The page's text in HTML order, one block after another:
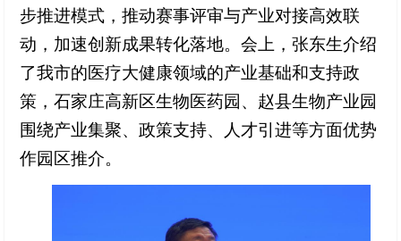
步推进模式，推动赛事评审与产业对接高效联
动，加速创新成果转化落地。会上，张东生介绍
了我市的医疗大健康领域的产业基础和支持政
策，石家庄高新区生物医药园、赵县生物产业园
围绕产业集聚、政策支持、人才引进等方面优势
作园区推介。